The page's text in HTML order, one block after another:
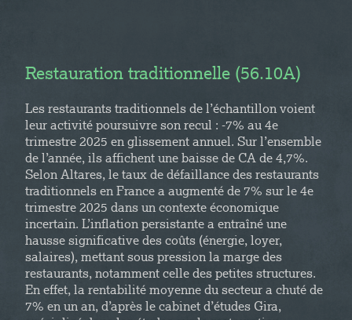
Restauration traditionnelle (56.10A)
Les restaurants traditionnels de l’échantillon voient
leur activité poursuivre son recul : -7% au 4e
trimestre 2025 en glissement annuel. Sur l’ensemble
de l’année, ils affichent une baisse de CA de 4,7%.
Selon Altares, le taux de défaillance des restaurants
traditionnels en France a augmenté de 7% sur le 4e
trimestre 2025 dans un contexte économique
incertain. L’inflation persistante a entraîné une
hausse significative des coûts (énergie, loyer,
salaires), mettant sous pression la marge des
restaurants, notamment celle des petites structures.
En effet, la rentabilité moyenne du secteur a chuté de
7% en un an, d’après le cabinet d’études Gira,